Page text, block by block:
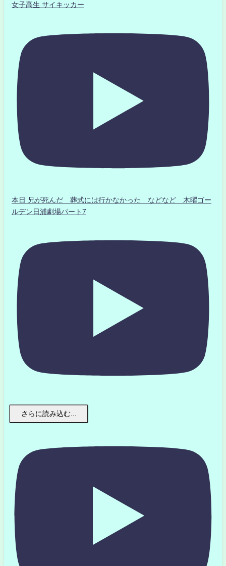
女子高生 サイキッカー
本日 兄が死んだ 葬式には行かなかった などなど 木曜ゴー
ルデン日浦劇場パート7
さらに読み込む...